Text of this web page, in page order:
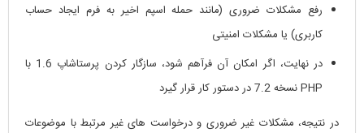
رفع مشکلات ضروری (مانند حمله اسپم اخیر به فرم ایجاد حساب
کاربری) یا مشکلات امنیتی
در نهایت، اگر امکان آن فرآهم شود، سازگار کردن پرستاشاپ 1.6 با
PHP نسخه 7.2 در دستور کار قرار گیرد
در نتیجه، مشکلات غیر ضروری و درخواست های غیر مرتبط با موضوعات